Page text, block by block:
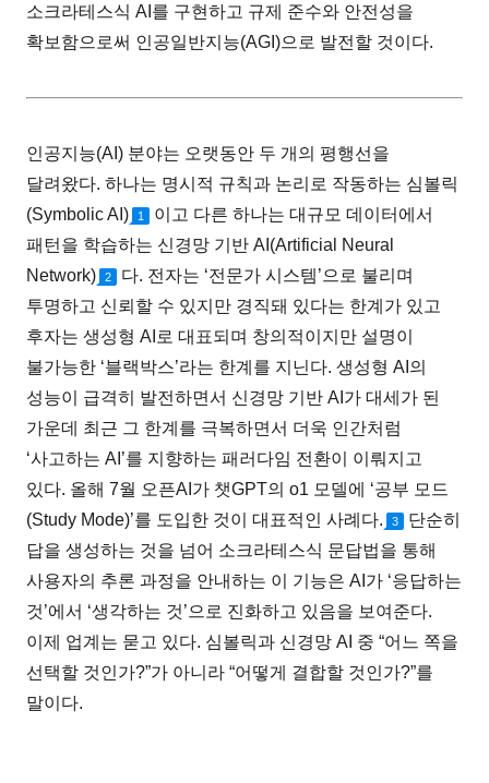
소크라테스식 AI를 구현하고 규제 준수와 안전성을
확보함으로써 인공일반지능(AGI)으로 발전할 것이다.
인공지능(AI) 분야는 오랫동안 두 개의 평행선을
달려왔다. 하나는 명시적 규칙과 논리로 작동하는 심볼릭
(Symbolic AI)
1
이고 다른 하나는 대규모 데이터에서
패턴을 학습하는 신경망 기반 AI(Artificial Neural
Network)
2
다. 전자는 ‘전문가 시스템’으로 불리며
투명하고 신뢰할 수 있지만 경직돼 있다는 한계가 있고
후자는 생성형 AI로 대표되며 창의적이지만 설명이
불가능한 ‘블랙박스’라는 한계를 지닌다. 생성형 AI의
성능이 급격히 발전하면서 신경망 기반 AI가 대세가 된
가운데 최근 그 한계를 극복하면서 더욱 인간처럼
‘사고하는 AI’를 지향하는 패러다임 전환이 이뤄지고
있다. 올해 7월 오픈AI가 챗GPT의 o1 모델에 ‘공부 모드
(Study Mode)’를 도입한 것이 대표적인 사례다.
3
단순히
답을 생성하는 것을 넘어 소크라테스식 문답법을 통해
사용자의 추론 과정을 안내하는 이 기능은 AI가 ‘응답하는
것’에서 ‘생각하는 것’으로 진화하고 있음을 보여준다.
이제 업계는 묻고 있다. 심볼릭과 신경망 AI 중 “어느 쪽을
선택할 것인가?”가 아니라 “어떻게 결합할 것인가?”를
말이다.